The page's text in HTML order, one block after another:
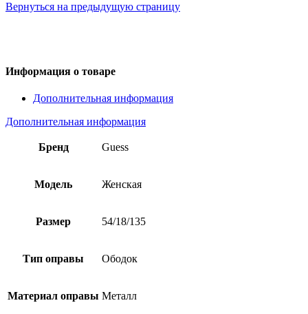
Вернуться на предыдущую страницу
Информация о товаре
Дополнительная информация
Дополнительная информация
Бренд Guess
Модель Женская
Размер 54/18/135
Тип оправы Ободок
Материал оправы Металл